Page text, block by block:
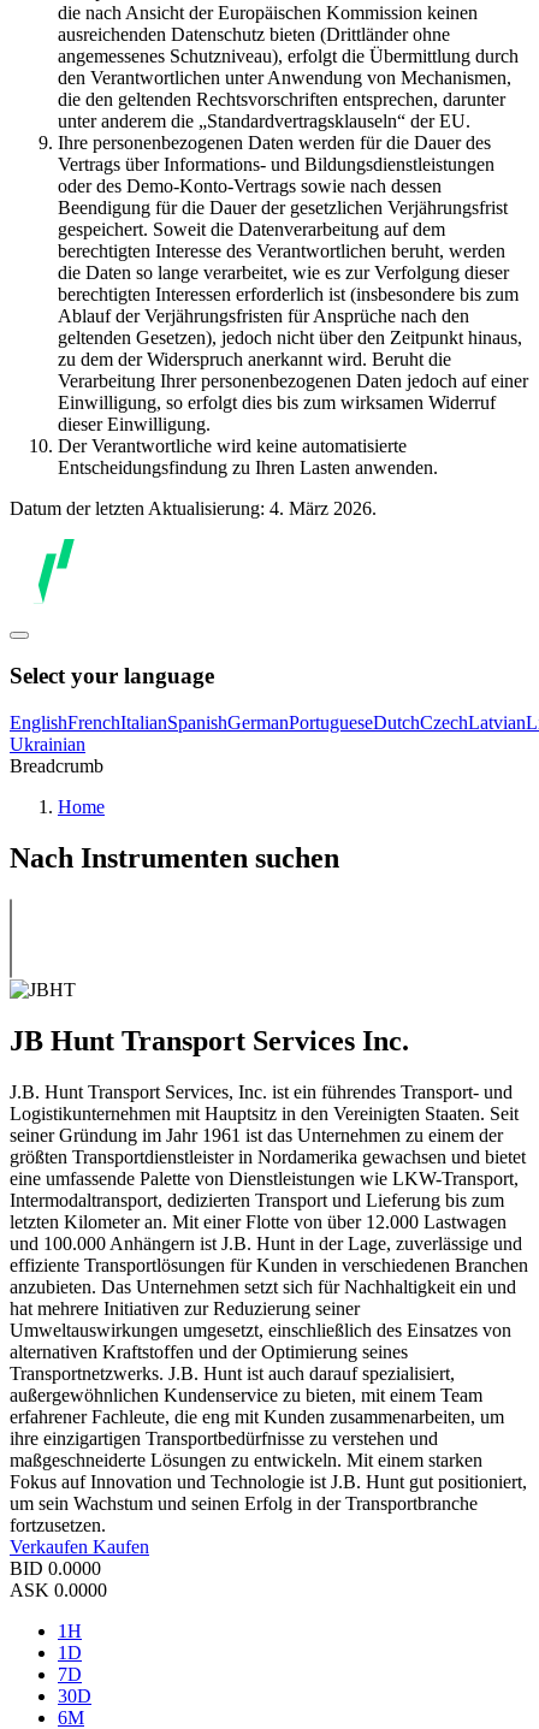
die nach Ansicht der Europäischen Kommission keinen
ausreichenden Datenschutz bieten (Drittländer ohne
angemessenes Schutzniveau), erfolgt die Übermittlung durch
den Verantwortlichen unter Anwendung von Mechanismen,
die den geltenden Rechtsvorschriften entsprechen, darunter
unter anderem die „Standardvertragsklauseln“ der EU.
Ihre personenbezogenen Daten werden für die Dauer des
Vertrags über Informations- und Bildungsdienstleistungen
oder des Demo-Konto-Vertrags sowie nach dessen
Beendigung für die Dauer der gesetzlichen Verjährungsfrist
gespeichert. Soweit die Datenverarbeitung auf dem
berechtigten Interesse des Verantwortlichen beruht, werden
die Daten so lange verarbeitet, wie es zur Verfolgung dieser
berechtigten Interessen erforderlich ist (insbesondere bis zum
Ablauf der Verjährungsfristen für Ansprüche nach den
geltenden Gesetzen), jedoch nicht über den Zeitpunkt hinaus,
zu dem der Widerspruch anerkannt wird. Beruht die
Verarbeitung Ihrer personenbezogenen Daten jedoch auf einer
Einwilligung, so erfolgt dies bis zum wirksamen Widerruf
dieser Einwilligung.
Der Verantwortliche wird keine automatisierte
Entscheidungsfindung zu Ihren Lasten anwenden.
Datum der letzten Aktualisierung: 4. März 2026.
Select your language
EnglishFrenchItalianSpanishGermanPortugueseDutchCzechLatvian
Ukrainian
Breadcrumb
Home
Nach Instrumenten suchen
JB Hunt Transport Services Inc.
J.B. Hunt Transport Services, Inc. ist ein führendes Transport- und
Logistikunternehmen mit Hauptsitz in den Vereinigten Staaten. Seit
seiner Gründung im Jahr 1961 ist das Unternehmen zu einem der
größten Transportdienstleister in Nordamerika gewachsen und bietet
eine umfassende Palette von Dienstleistungen wie LKW-Transport,
Intermodaltransport, dedizierten Transport und Lieferung bis zum
letzten Kilometer an. Mit einer Flotte von über 12.000 Lastwagen
und 100.000 Anhängern ist J.B. Hunt in der Lage, zuverlässige und
effiziente Transportlösungen für Kunden in verschiedenen Branchen
anzubieten. Das Unternehmen setzt sich für Nachhaltigkeit ein und
hat mehrere Initiativen zur Reduzierung seiner
Umweltauswirkungen umgesetzt, einschließlich des Einsatzes von
alternativen Kraftstoffen und der Optimierung seines
Transportnetzwerks. J.B. Hunt ist auch darauf spezialisiert,
außergewöhnlichen Kundenservice zu bieten, mit einem Team
erfahrener Fachleute, die eng mit Kunden zusammenarbeiten, um
ihre einzigartigen Transportbedürfnisse zu verstehen und
maßgeschneiderte Lösungen zu entwickeln. Mit einem starken
Fokus auf Innovation und Technologie ist J.B. Hunt gut positioniert,
um sein Wachstum und seinen Erfolg in der Transportbranche
fortzusetzen.
Verkaufen Kaufen
BID 0.0000
ASK 0.0000
1H
1D
7D
30D
6M